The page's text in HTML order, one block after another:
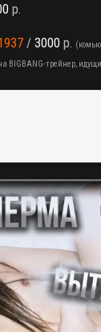
р.
/3000 р.
BIGBANG-трейнер,